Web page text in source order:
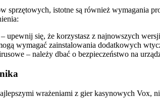
sprzętowych, istotne są również wymagania
upewnij się, że korzystasz z najnowszych
wymagać zainstalowania dodatkowych
– należy dbać o bezpieczeństwo na
wrażeniami z gier kasynowych Vox,